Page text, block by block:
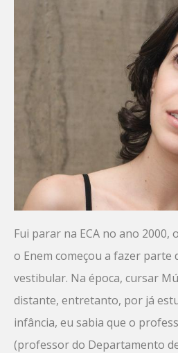
Fui parar na ECA no ano
o Enem começou a fazer parte
vestibular. Na época, cursar
distante, entretanto, por já
infância, eu sabia que o
(professor do Departamento